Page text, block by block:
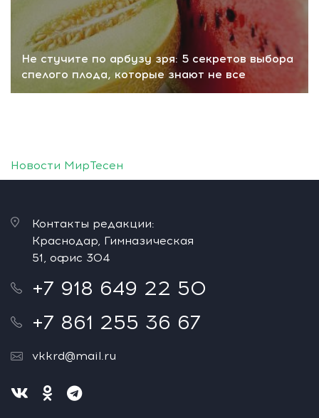
Не стучите по арбузу зря: 5 секретов выбора
спелого плода, которые знают не все
Новости МирТесен
Контакты редакции:
Краснодар, Гимназическая
51, офис 304
+7 918 649 22 50
+7 861 255 36 67
vkkrd@mail.ru